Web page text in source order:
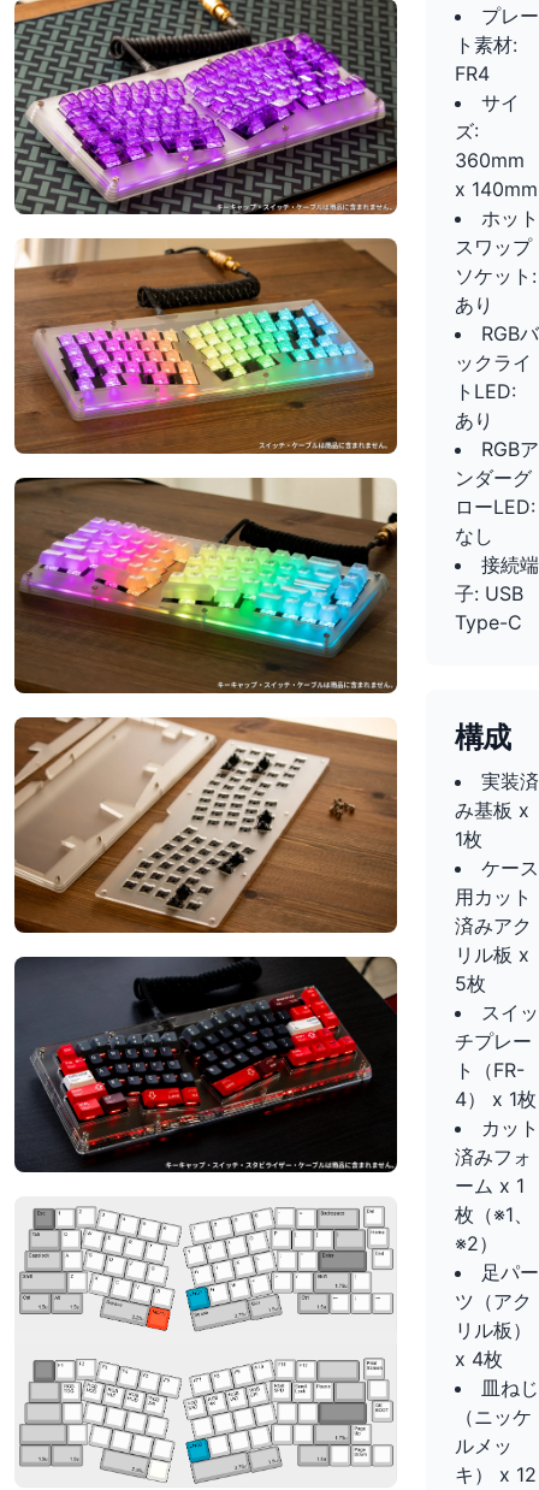
プレー
ト素材:
FR4
サイ
ズ:
360mm
x 140mm
ホット
スワップ
ソケット:
あり
RGBバ
ックライ
トLED:
あり
RGBア
ンダーグ
ローLED:
なし
接続端
子: USB
Type-C
構成
実装済
み基板 x
1枚
ケース
用カット
済みアク
リル板 x
5枚
スイッ
チプレー
ト（FR-
4） x 1枚
カット
済みフォ
ーム x 1
枚（※1、
※2）
足パー
ツ（アク
リル板）
x 4枚
皿ねじ
（ニッケ
ルメッ
キ） x 12